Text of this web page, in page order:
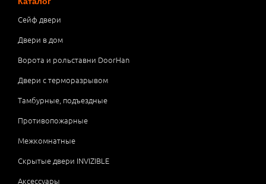
Сейф двери
Двери в дом
Ворота и рольставни DoorHan
Двери с терморазрывом
Тамбурные, подъездные
Противопожарные
Межкомнатные
Скрытые двери INVIZIBLE
Аксессуары